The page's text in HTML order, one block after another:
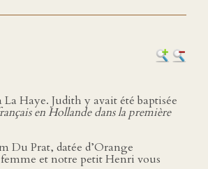
Haye. Judith y avait été baptisée
en Hollande dans la première
Du Prat, datée d’Orange
et notre petit Henri vous